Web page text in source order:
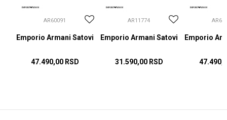
AR60091
Emporio Armani Satovi
47.490,00 RSD
AR11774
Emporio Armani Satovi
31.590,00 RSD
Emporio